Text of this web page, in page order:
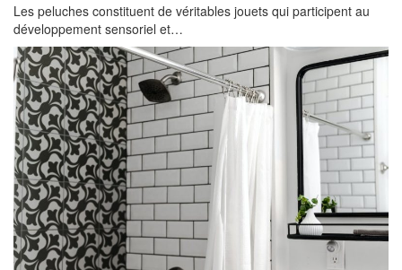
Les peluches constituent de véritables jouets qui participent au
développement sensoriel et…